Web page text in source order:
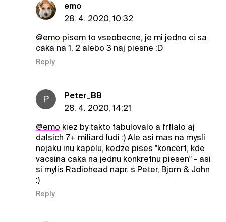
emo
28. 4. 2020, 10:32
@emo pisem to vseobecne, je mi jedno ci sa
caka na 1, 2 alebo 3 naj piesne :D
Reply
P
Peter_BB
28. 4. 2020, 14:21
@emo kiez by takto fabulovalo a frflalo aj
dalsich 7+ miliard ludi :) Ale asi mas na mysli
nejaku inu kapelu, kedze pises "koncert, kde
vacsina caka na jednu konkretnu piesen" - asi
si mylis Radiohead napr. s Peter, Bjorn & John
:)
Reply